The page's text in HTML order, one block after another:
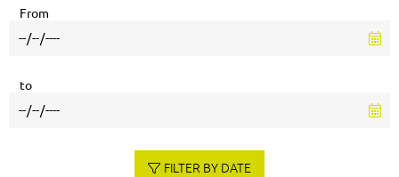
From
to
FILTER BY DATE